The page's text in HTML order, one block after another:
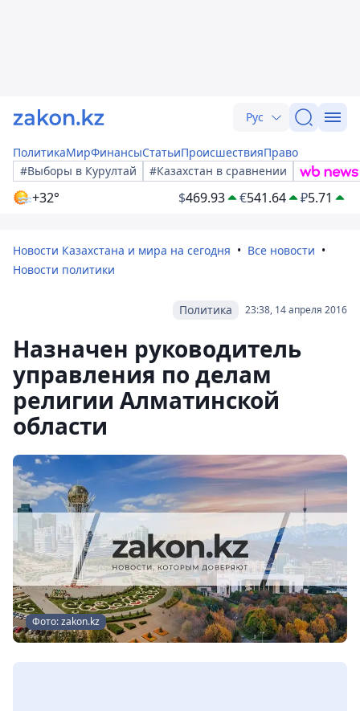
Рус
ПолитикаМирФинансыСтатьиПроисшествияПраво
#Выборы в Курултай
#Казахстан в сравнении
+32° $469.93 €541.64 ₽5.71
Новости Казахстана и мира на сегодня
Все новости
Новости политики
23:38, 14 апреля 2016
Политика
Назначен руководитель
управления по делам
религии Алматинской
области
Фото: zakon.kz